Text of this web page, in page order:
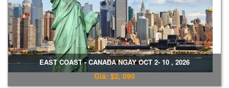
EAST COAST - CANADA NGÀY OCT 2- 10 , 2026
Giá: $2, 090